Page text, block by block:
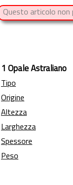
Questo articolo non
1 Opale Astraliano
Tipo
Origine
Altezza
Larghezza
Spessore
Peso